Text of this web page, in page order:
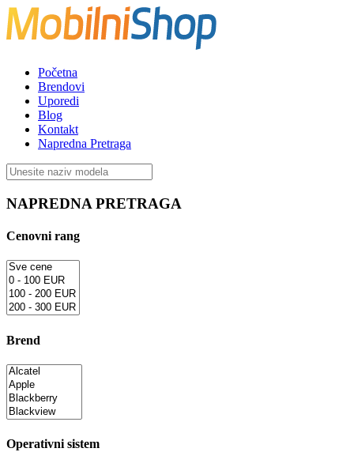
Početna
Brendovi
Uporedi
Blog
Kontakt
Napredna Pretraga
NAPREDNA PRETRAGA
Cenovni rang
Brend
Operativni sistem